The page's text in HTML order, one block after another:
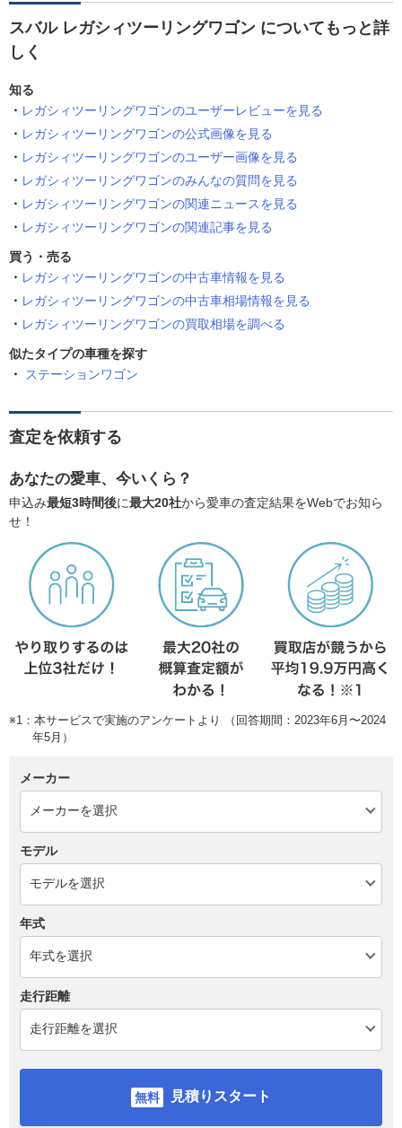
スバル レガシィツーリングワゴン についてもっと詳
しく
知る
レガシィツーリングワゴンのユーザーレビューを見る
レガシィツーリングワゴンの公式画像を見る
レガシィツーリングワゴンのユーザー画像を見る
レガシィツーリングワゴンのみんなの質問を見る
レガシィツーリングワゴンの関連ニュースを見る
レガシィツーリングワゴンの関連記事を見る
買う・売る
レガシィツーリングワゴンの中古車情報を見る
レガシィツーリングワゴンの中古車相場情報を見る
レガシィツーリングワゴンの買取相場を調べる
似たタイプの車種を探す
ステーションワゴン
査定を依頼する
あなたの愛車、今いくら？
申込み最短3時間後に最大20社から愛車の査定結果をWebでお知ら
せ！
※1：本サービスで実施のアンケートより （回答期間：2023年6月〜2024
年5月）
メーカー
モデル
年式
走行距離
見積りスタート